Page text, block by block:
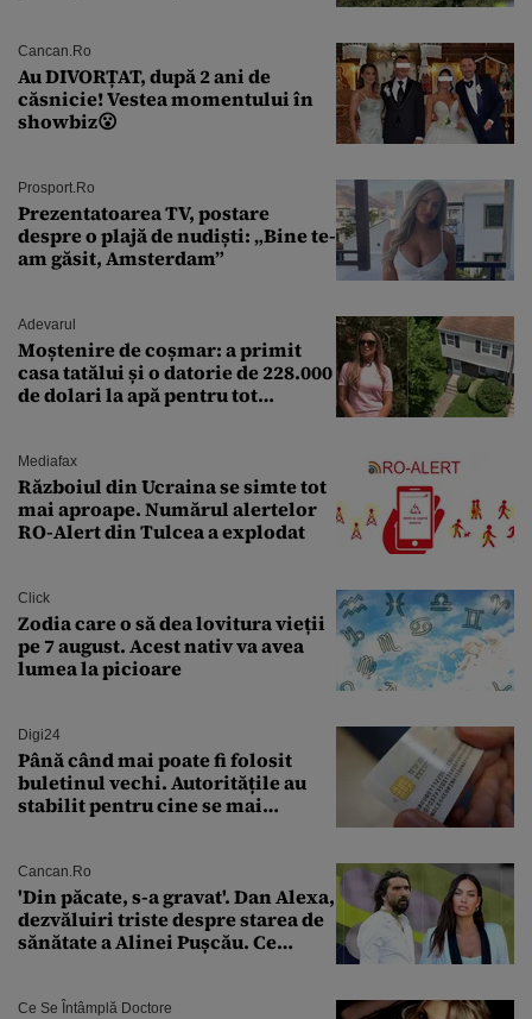
Cancan.ro
Au DIVORȚAT, după 2 ani de
căsnicie! Vestea momentului în
showbiz😮
Prosport.ro
Prezentatoarea TV, postare
despre o plajă de nudiști: „Bine te-
am găsit, Amsterdam”
Adevarul
Moștenire de coșmar: a primit
casa tatălui și o datorie de 228.000
de dolari la apă pentru tot
Mediafax
Războiul din Ucraina se simte tot
mai aproape. Numărul alertelor
RO-Alert din Tulcea a explodat
Click
Zodia care o să dea lovitura vieții
pe 7 august. Acest nativ va avea
lumea la picioare
Digi24
Până când mai poate fi folosit
buletinul vechi. Autoritățile au
stabilit pentru cine se mai
Cancan.ro
'Din păcate, s-a gravat'. Dan Alexa,
dezvăluiri triste despre starea de
sănătate a Alinei Pușcău. Ce
Ce Se Întâmplă Doctore